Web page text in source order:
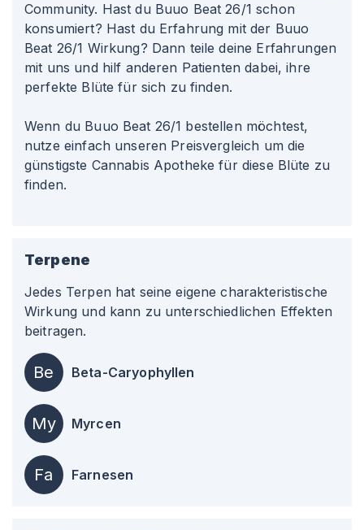
Community. Hast du Buuo Beat 26/1 schon
konsumiert? Hast du Erfahrung mit der Buuo
Beat 26/1 Wirkung? Dann teile deine Erfahrungen
mit uns und hilf anderen Patienten dabei, ihre
perfekte Blüte für sich zu finden.
Wenn du Buuo Beat 26/1 bestellen möchtest,
nutze einfach unseren Preisvergleich um die
günstigste Cannabis Apotheke für diese Blüte zu
finden.
Terpene
Jedes Terpen hat seine eigene charakteristische
Wirkung und kann zu unterschiedlichen Effekten
beitragen.
Be Beta-Caryophyllen
My Myrcen
Fa Farnesen